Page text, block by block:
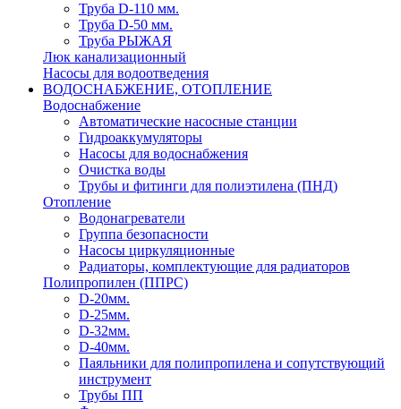
Труба D-110 мм.
Труба D-50 мм.
Труба РЫЖАЯ
Люк канализационный
Насосы для водоотведения
ВОДОСНАБЖЕНИЕ, ОТОПЛЕНИЕ
Водоснабжение
Автоматичеcкие насосные станции
Гидроаккумуляторы
Насосы для водоснабжения
Очистка воды
Трубы и фитинги для полиэтилена (ПНД)
Отопление
Водонагреватели
Группа безопасности
Насосы циркуляционные
Радиаторы, комплектующие для радиаторов
Полипропилен (ППРС)
D-20мм.
D-25мм.
D-32мм.
D-40мм.
Паяльники для полипропилена и сопутствующий
инструмент
Трубы ПП